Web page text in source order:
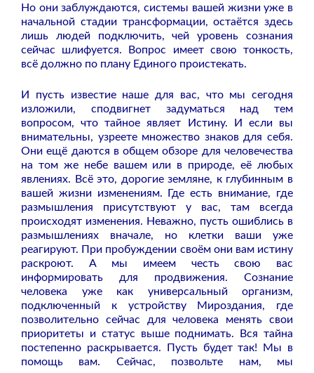
Но они заблуждаются, системы вашей жизни уже в
начальной стадии трансформации, остаётся здесь
лишь людей подключить, чей уровень сознания
сейчас шлифуется. Вопрос имеет свою тонкость,
всё должно по плану Единого проистекать.
И пусть известие наше для вас, что мы сегодня
изложили, сподвигнет задуматься над тем
вопросом, что тайное являет Истину. И если вы
внимательны, узреете множество знаков для себя.
Они ещё даются в общем обзоре для человечества
на том же небе вашем или в природе, её любых
явлениях. Всё это, дорогие земляне, к глубинным в
вашей жизни изменениям. Где есть внимание, где
размышления присутствуют у вас, там всегда
происходят изменения. Неважно, пусть ошиблись в
размышлениях вначале, но клетки ваши уже
реагируют. При пробуждении своём они вам истину
раскроют. А мы имеем честь свою вас
информировать для продвижения. Сознание
человека уже как универсальный организм,
подключенный к устройству Мироздания, где
позволительно сейчас для человека менять свои
приоритеты и статус выше поднимать. Вся тайна
постепенно раскрывается. Пусть будет так! Мы в
помощь вам. Сейчас, позвольте нам, мы